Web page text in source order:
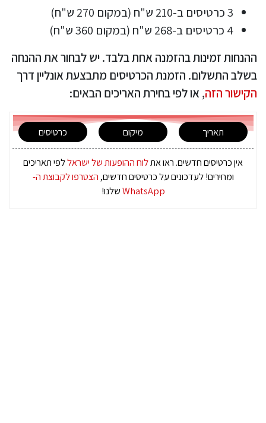
3 כרטיסים ב-210 ש"ח (במקום 270 ש"ח)
4 כרטיסים ב-268 ש"ח (במקום 360 ש"ח)
ההנחות זמינות בהזמנה אחת בלבד. יש לבחור את ההנחה
בשלב התשלום. הזמנת הכרטיסים מתבצעת אונליין דרך
הקישור הזה, או לפי בחירת האריכים הבאים:
תאריך מיקום כרטיסים
אין כרטיסים חדשים. ראו אתלוח ההופעות של ישראללפי תאריכים
ומחירים! לעדכונים על כרטיסים חדשים, הצטרפו לקבוצת ה-
WhatsAppשלנו!